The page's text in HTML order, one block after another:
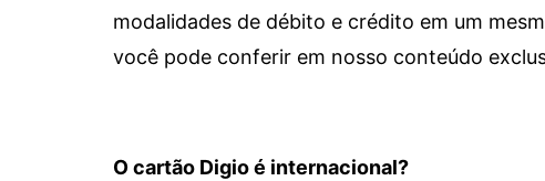
modalidades de débito e crédito em um
você pode conferir em nosso conteúdo
O cartão Digio é internacional?